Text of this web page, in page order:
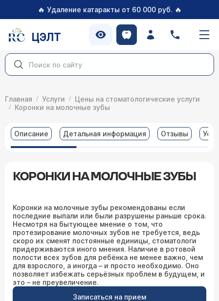
🔥 Удаление катаракты от 60 000 руб. 🔥
ЦЭЛТ
Главная Услуги
Цены на стоматологические услуги
Коронки на молочные зубы
Описание Детальная информация Отзывы
КОРОНКИ НА МОЛОЧНЫЕ ЗУБЫ
Коронки на молочные зубы рекомендованы если
последние выпали или были разрушены раньше срока.
Несмотря на бытующее мнение о том, что
протезирование молочных зубов не требуется, ведь
скоро их сменят постоянные единицы, стоматологи
придерживаются иного мнения. Наличие в ротовой
полости всех зубов для ребёнка не менее важно, чем
для взрослого, а иногда – и просто необходимо. Оно
позволяет избежать серьёзных проблем в будущем, и
это – не преувеличение.
Записаться на прием